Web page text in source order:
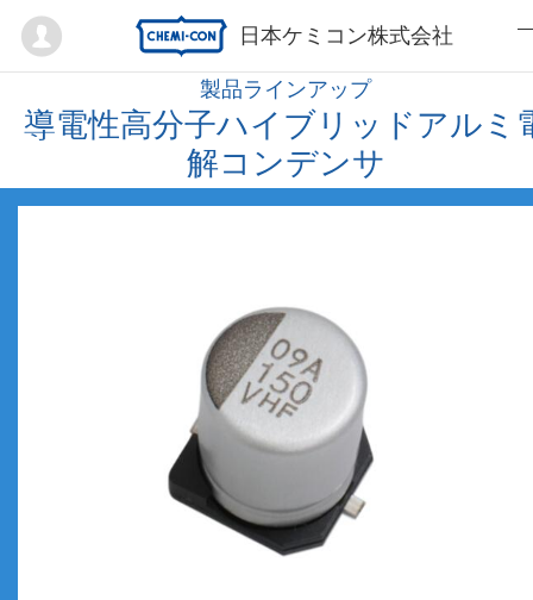
日本ケミコン株式会社
Mypage
製品ラインアップ
導電性高分子ハイブリッドアルミ
解コンデンサ